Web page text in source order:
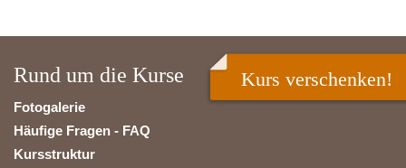
Rund um die Kurse
Fotogalerie
Häufige Fragen - FAQ
Kursstruktur
Kurs verschenken!